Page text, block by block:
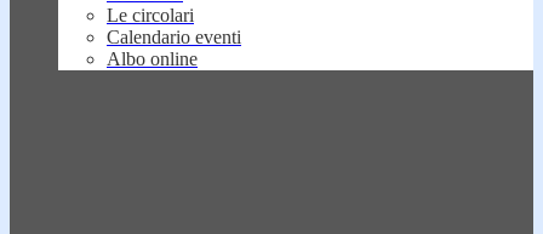
Le circolari
Calendario eventi
Albo online